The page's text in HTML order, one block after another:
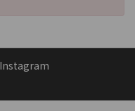
Instagram